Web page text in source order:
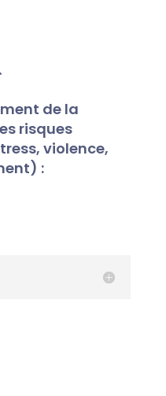
de la
risques
violence,
: